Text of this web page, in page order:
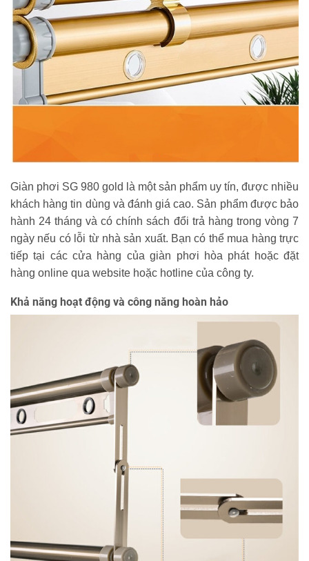
Giàn phơi SG 980 gold là một sản phẩm uy tín, được nhiều
khách hàng tin dùng và đánh giá cao. Sản phẩm được bảo
hành 24 tháng và có chính sách đổi trả hàng trong vòng 7
ngày nếu có lỗi từ nhà sản xuất. Bạn có thể mua hàng trực
tiếp tại các cửa hàng của giàn phơi hòa phát hoặc đặt
hàng online qua website hoặc hotline của công ty.
Khả năng hoạt động và công năng hoàn hảo